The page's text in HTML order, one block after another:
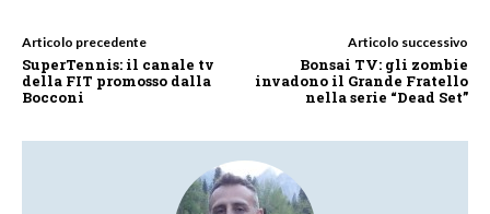
Articolo precedente
SuperTennis: il canale tv
della FIT promosso dalla
Bocconi
Articolo successivo
Bonsai TV: gli zombie
invadono il Grande Fratello
nella serie “Dead Set”